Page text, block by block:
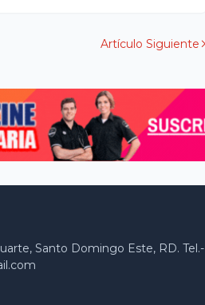
Artículo Siguiente
Santo Domingo Este, RD. Tel.-